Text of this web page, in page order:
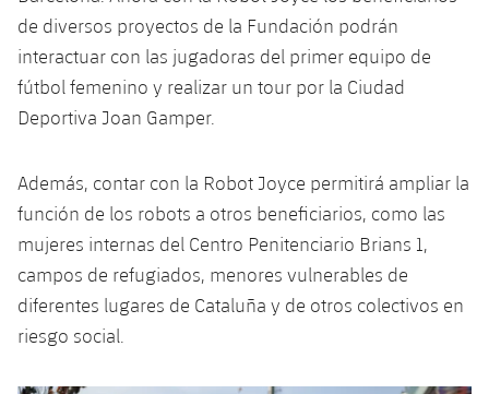
de diversos proyectos de la Fundación podrán
interactuar con las jugadoras del primer equipo de
fútbol femenino y realizar un tour por la Ciudad
Deportiva Joan Gamper.
Además, contar con la Robot Joyce permitirá ampliar la
función de los robots a otros beneficiarios, como las
mujeres internas del Centro Penitenciario Brians 1,
campos de refugiados, menores vulnerables de
diferentes lugares de Cataluña y de otros colectivos en
riesgo social.